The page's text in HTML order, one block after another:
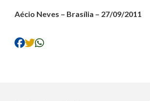
Aécio Neves – Brasília – 27/09/2011